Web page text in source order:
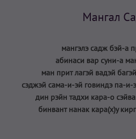
Мангал
мангэлэ садж бэй-а
абинаси вар суни-а
ман прит лагэй вадэй
сэджэй сама-и-эй говиндэ па-и-
дин рэйн тадхи кара-о
бинвант нанак кара(х)у